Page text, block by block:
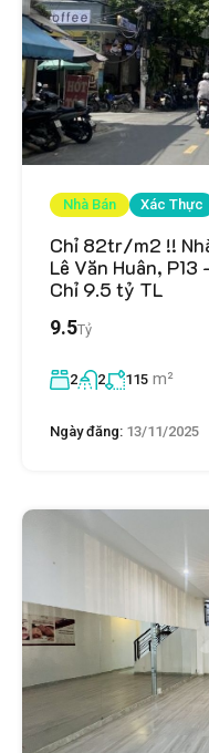
Nhà Bán Xác Thực
Chỉ 82tr/m2 !!
Lê Văn Huân,
Chỉ 9.5 tỷ TL
9.5Tỷ
2 2 115 m²
Ngày đăng: 13/11/2025